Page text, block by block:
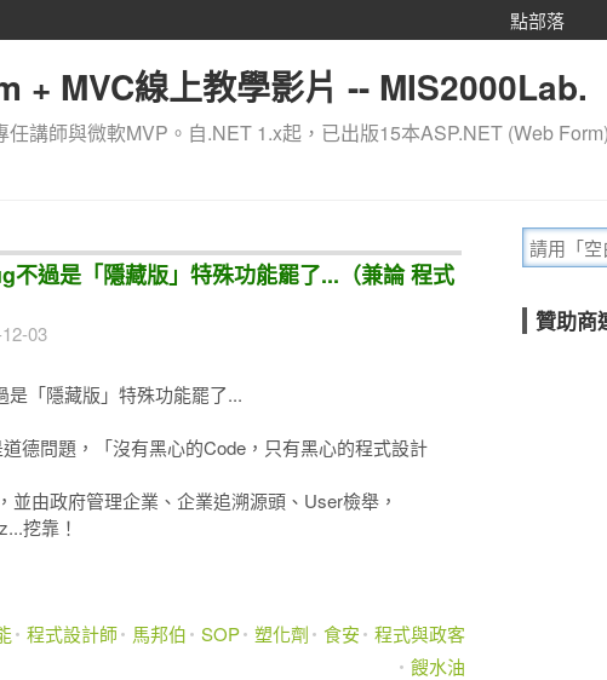
點部落
+ MVC線上教學影片 -- MIS2000Lab.
講師與微軟MVP。自.NET 1.x起，已出版15本ASP.NET (Web
過是「隱藏版」特殊功能罷了...（兼論 程式
03
「隱藏版」特殊功能罷了...
德問題，「沒有黑心的Code，只有黑心的程式設計
由政府管理企業、企業追溯源頭、User檢舉，
挖靠！
程式設計師 馬邦伯 SOP 塑化劑 食安
程式與政客
餿水油
贊助商